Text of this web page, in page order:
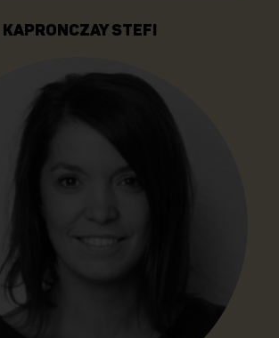
KAPRONCZAY STEFI